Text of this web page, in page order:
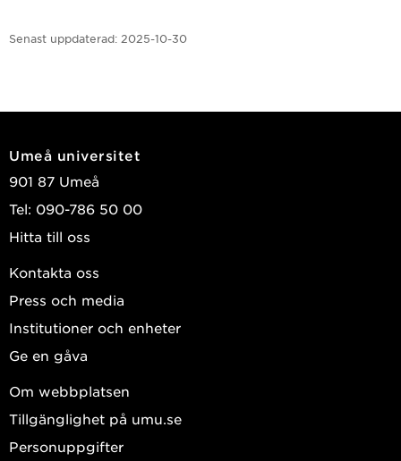
Senast uppdaterad: 2025-10-30
Umeå universitet
901 87 Umeå
Tel: 090-786 50 00
Hitta till oss
Kontakta oss
Press och media
Institutioner och enheter
Ge en gåva
Om webbplatsen
Tillgänglighet på umu.se
Personuppgifter